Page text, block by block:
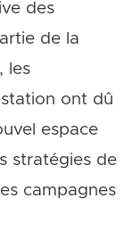
des
de la
les
ont dû
espace
stratégies de
campagnes